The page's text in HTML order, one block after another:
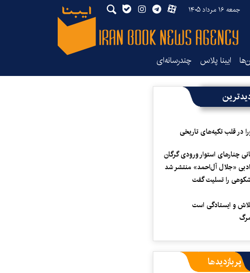
جمعه ۱۶ مرداد ۱۴۰۵
ایبنا پلاس چندرسانه‌ای
در قلب تکیه‌های تاریخی
چنارهای استوار ورودی گرگان
ادبی «جلال آل‌احمد» منتشر شد
را تسلیت گفت
و ایستادگی است
پربازدیدها